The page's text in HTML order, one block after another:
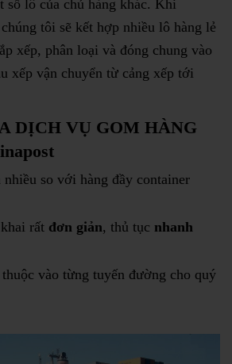
số lô của chủ hàng khác. Khi
chúng tôi sẽ kết hợp nhiều lô hàng lẻ
xếp, phân loại và đóng chung vào
xếp vận chuyển từ cảng xếp tới
DỊCH VỤ GOM HÀNG
nhiều so với hàng đầy container
rất đơn giản, thủ tục nhanh
vào từng tuyến đường cho quý